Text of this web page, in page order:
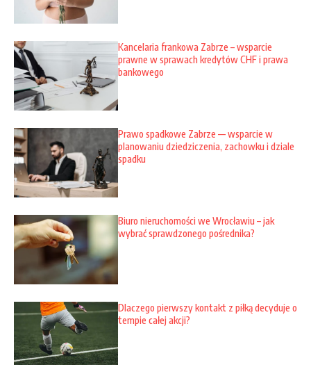
Kancelaria frankowa Zabrze – wsparcie
prawne w sprawach kredytów CHF i prawa
bankowego
Prawo spadkowe Zabrze — wsparcie w
planowaniu dziedziczenia, zachowku i dziale
spadku
Biuro nieruchomości we Wrocławiu – jak
wybrać sprawdzonego pośrednika?
Dlaczego pierwszy kontakt z piłką decyduje o
tempie całej akcji?